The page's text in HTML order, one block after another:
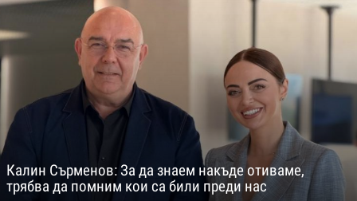
Калин Сърменов: За да знаем накъде отиваме,
трябва да помним кои са били преди нас